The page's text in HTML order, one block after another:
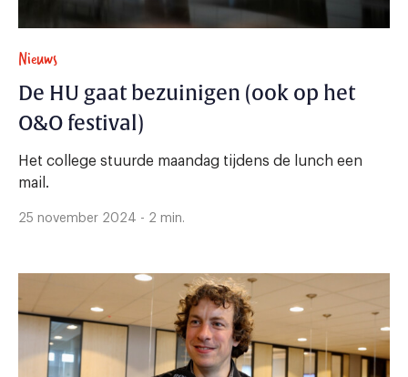
Nieuws
De HU gaat bezuinigen (ook op het
O&O festival)
Het college stuurde maandag tijdens de lunch een
mail.
25 november 2024 - 2 min.